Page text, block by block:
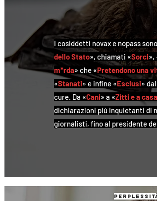
I cosiddetti novax e nopass
dello Stato», chiamati «Sorci»,
m*rda» che «Pretendono una
«Stanati» e infine «Esclusi»
cure. Da «Cani» a «Zitti e a casa
dichiarazioni più inquietanti di
giornalisti, fino al presidente